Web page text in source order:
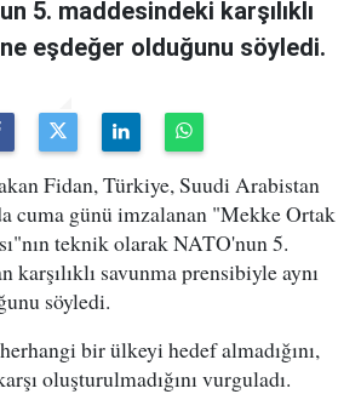
5. maddesindeki karşılıklı
eşdeğer olduğunu söyledi.
Fidan, Türkiye, Suudi Arabistan
cuma günü imzalanan "Mekke Ortak
teknik olarak NATO'nun 5.
karşılıklı savunma prensibiyle aynı
söyledi.
bir ülkeyi hedef almadığını,
oluşturulmadığını vurguladı.